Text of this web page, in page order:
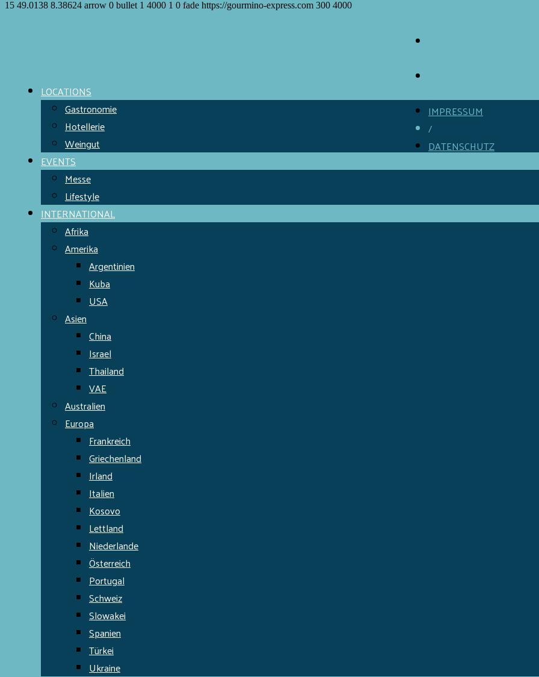
15 49.0138 8.38624 arrow 0 bullet 1 4000 1 0 fade https://gourmino-express.com 300 4000
IMPRESSUM
/
DATENSCHUTZ
LOCATIONS
Gastronomie
Hotellerie
Weingut
EVENTS
Messe
Lifestyle
INTERNATIONAL
Afrika
Amerika
Argentinien
Kuba
USA
Asien
China
Israel
Thailand
VAE
Australien
Europa
Frankreich
Griechenland
Irland
Italien
Kosovo
Lettland
Niederlande
Österreich
Portugal
Schweiz
Slowakei
Spanien
Türkei
Ukraine